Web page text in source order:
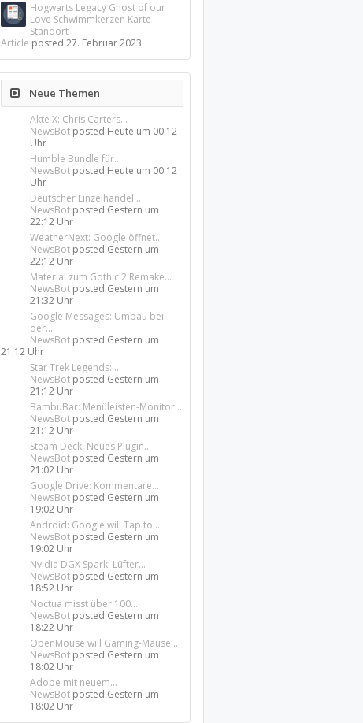
Hogwarts Legacy Ghost of our
Love Schwimmkerzen Karte
Standort
Article posted27. Februar 2023
Neue Themen
Akte X: Chris Carters...
NewsBot posted Heute um 00:12
Uhr
Humble Bundle für...
NewsBot posted Heute um 00:12
Uhr
Deutscher Einzelhandel...
NewsBot posted Gestern um
22:12 Uhr
WeatherNext: Google öffnet...
NewsBot posted Gestern um
22:12 Uhr
Material zum Gothic 2 Remake...
NewsBot posted Gestern um
21:32 Uhr
Google Messages: Umbau bei
der...
NewsBot posted Gestern um
21:12 Uhr
Star Trek Legends:...
NewsBot posted Gestern um
21:12 Uhr
BambuBar: Menüleisten-Monitor...
NewsBot posted Gestern um
21:12 Uhr
Steam Deck: Neues Plugin...
NewsBot posted Gestern um
21:02 Uhr
Google Drive: Kommentare...
NewsBot posted Gestern um
19:02 Uhr
Android: Google will Tap to...
NewsBot posted Gestern um
19:02 Uhr
Nvidia DGX Spark: Lüfter...
NewsBot posted Gestern um
18:52 Uhr
Noctua misst über 100...
NewsBot posted Gestern um
18:22 Uhr
OpenMouse will Gaming-Mäuse...
NewsBot posted Gestern um
18:02 Uhr
Adobe mit neuem...
NewsBot posted Gestern um
18:02 Uhr